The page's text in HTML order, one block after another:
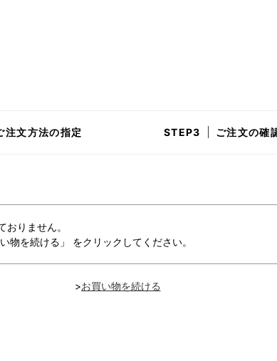
注文方法の指定 ご注文の確
りません。
物を続ける」 をクリックしてください。
>